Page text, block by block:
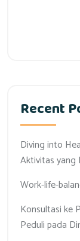
Recent
Diving into
Aktivitas yang
Work-life-
Konsultasi ke
Peduli pada